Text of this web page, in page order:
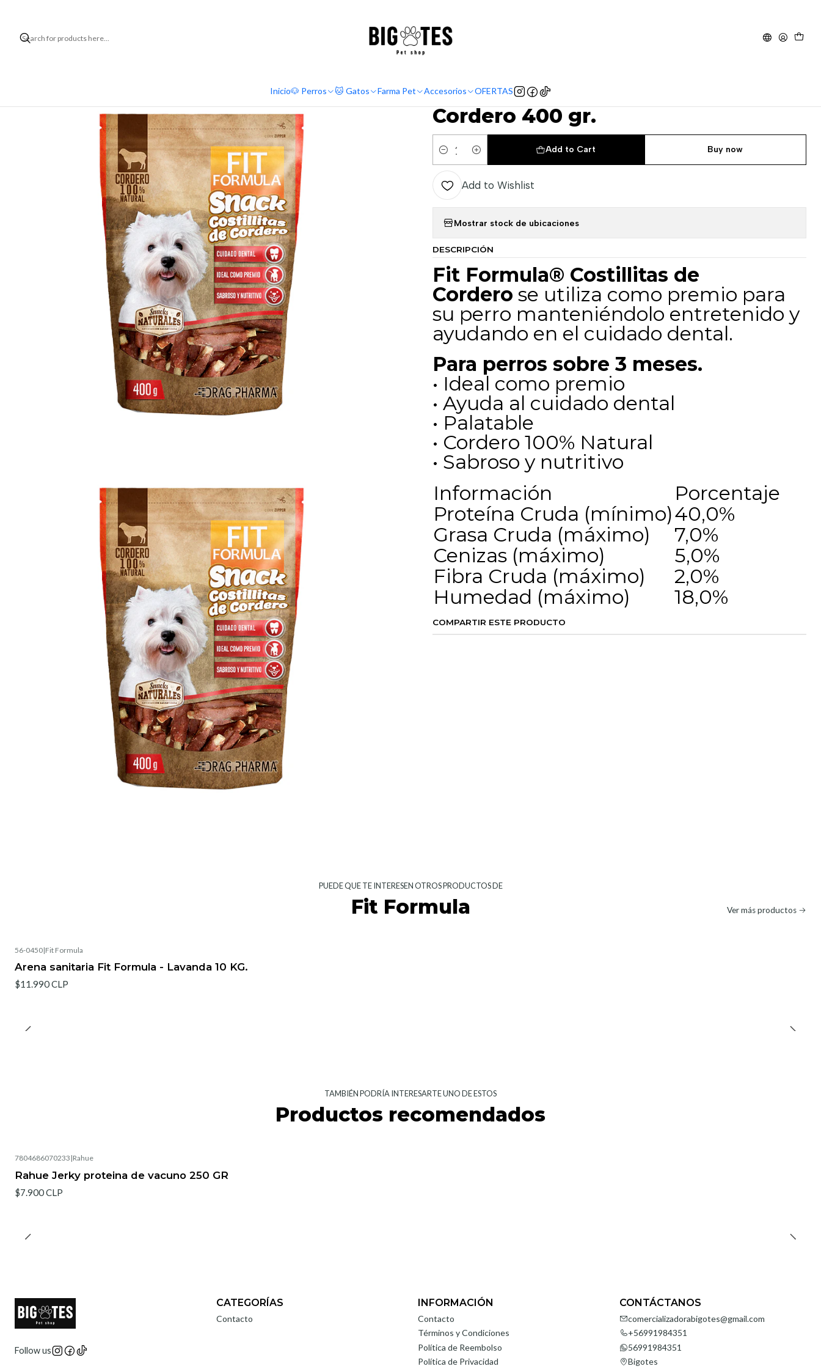
Inicio🐶 Perros 🐱 Gatos Farma Pet Accesorios OFERTAS
Fit Formula Snack Fit Formula Costillitas de Cordero 400 gr.
Snack Fit Formula Costillitas de
Cordero 400 gr.
Quantity
Add to Cart Buy now
Add to Wishlist
Mostrar stock de ubicaciones
DESCRIPCIÓN
Fit Formula® Costillitas de
Cordero se utiliza como premio para
su perro manteniéndolo entretenido y
ayudando en el cuidado dental.
Para perros sobre 3 meses.
• Ideal como premio
• Ayuda al cuidado dental
• Palatable
• Cordero 100% Natural
• Sabroso y nutritivo
Información
Porcentaje
Proteína Cruda (mínimo)40,0%
Grasa Cruda (máximo)
7,0%
Cenizas (máximo)
5,0%
Fibra Cruda (máximo)
2,0%
Humedad (máximo)
18,0%
COMPARTIR ESTE PRODUCTO
PUEDE QUE TE INTERESEN OTROS PRODUCTOS DE
Fit Formula Ver más productos
56-0450|Fit Formula
Arena sanitaria Fit Formula - Lavanda 10 KG.
$11.990 CLP
TAMBIÉN PODRÍA INTERESARTE UNO DE ESTOS
Productos recomendados
7804686070233 |Rahue
Rahue Jerky proteina de vacuno 250 GR
$7.900 CLP
Follow us
CATEGORÍAS
Contacto
INFORMACIÓN
Contacto
Términos y Condiciones
Política de Reembolso
Política de Privacidad
CONTÁCTANOS
comercializadorabigotes@gmail.com
+56991984351
56991984351
Bigotes